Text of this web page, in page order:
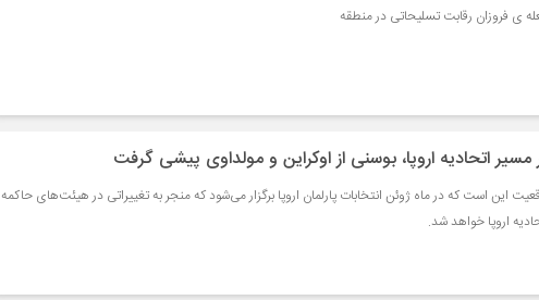
ی فروزان رقابت تسلیحاتی در منطقه
مسیر اتحادیه اروپا، بوسنی از اوکراین و مولداوی پیشی گرفت
این است که در ماه ژوئن انتخابات پارلمان اروپا برگزار می‌شود که منجر به تغییراتی در هیئت‌های حاکمه
اروپا خواهد شد.